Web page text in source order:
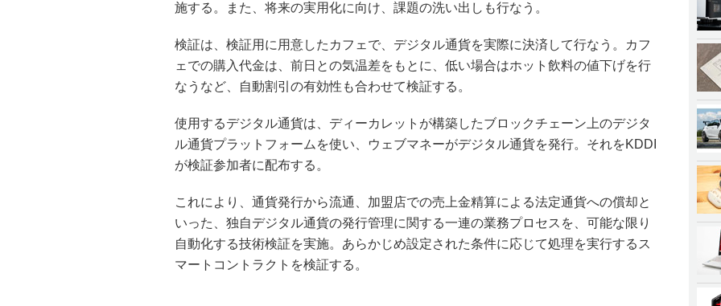
施する。また、将来の実用化に向け、課題の洗い出しも行なう。
検証は、検証用に用意したカフェで、デジタル通貨を実際に決済して行なう。カフ
ェでの購入代金は、前日との気温差をもとに、低い場合はホット飲料の値下げを行
なうなど、自動割引の有効性も合わせて検証する。
使用するデジタル通貨は、ディーカレットが構築したブロックチェーン上のデジタ
ル通貨プラットフォームを使い、ウェブマネーがデジタル通貨を発行。それをKDDI
が検証参加者に配布する。
これにより、通貨発行から流通、加盟店での売上金精算による法定通貨への償却と
いった、独自デジタル通貨の発行管理に関する一連の業務プロセスを、可能な限り
自動化する技術検証を実施。あらかじめ設定された条件に応じて処理を実行するス
マートコントラクトを検証する。